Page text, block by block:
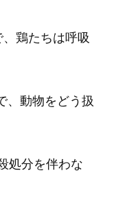
鶏たちは呼吸
、動物をどう扱
処分を伴わな